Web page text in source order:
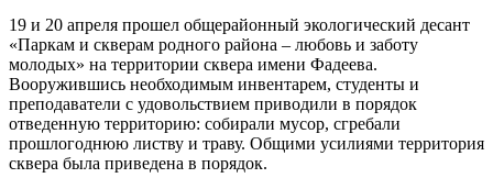
19 и 20 апреля прошел общерайонный экологический десант
«Паркам и скверам родного района – любовь и заботу
молодых» на территории сквера имени Фадеева.
Вооружившись необходимым инвентарем, студенты и
преподаватели с удовольствием приводили в порядок
отведенную территорию: собирали мусор, сгребали
прошлогоднюю листву и траву. Общими усилиями территория
сквера была приведена в порядок.